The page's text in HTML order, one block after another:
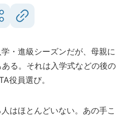
・進級シーズンだが、母親に
る。それは入学式などの後の
役員選び。
はほとんどいない。あの手こ